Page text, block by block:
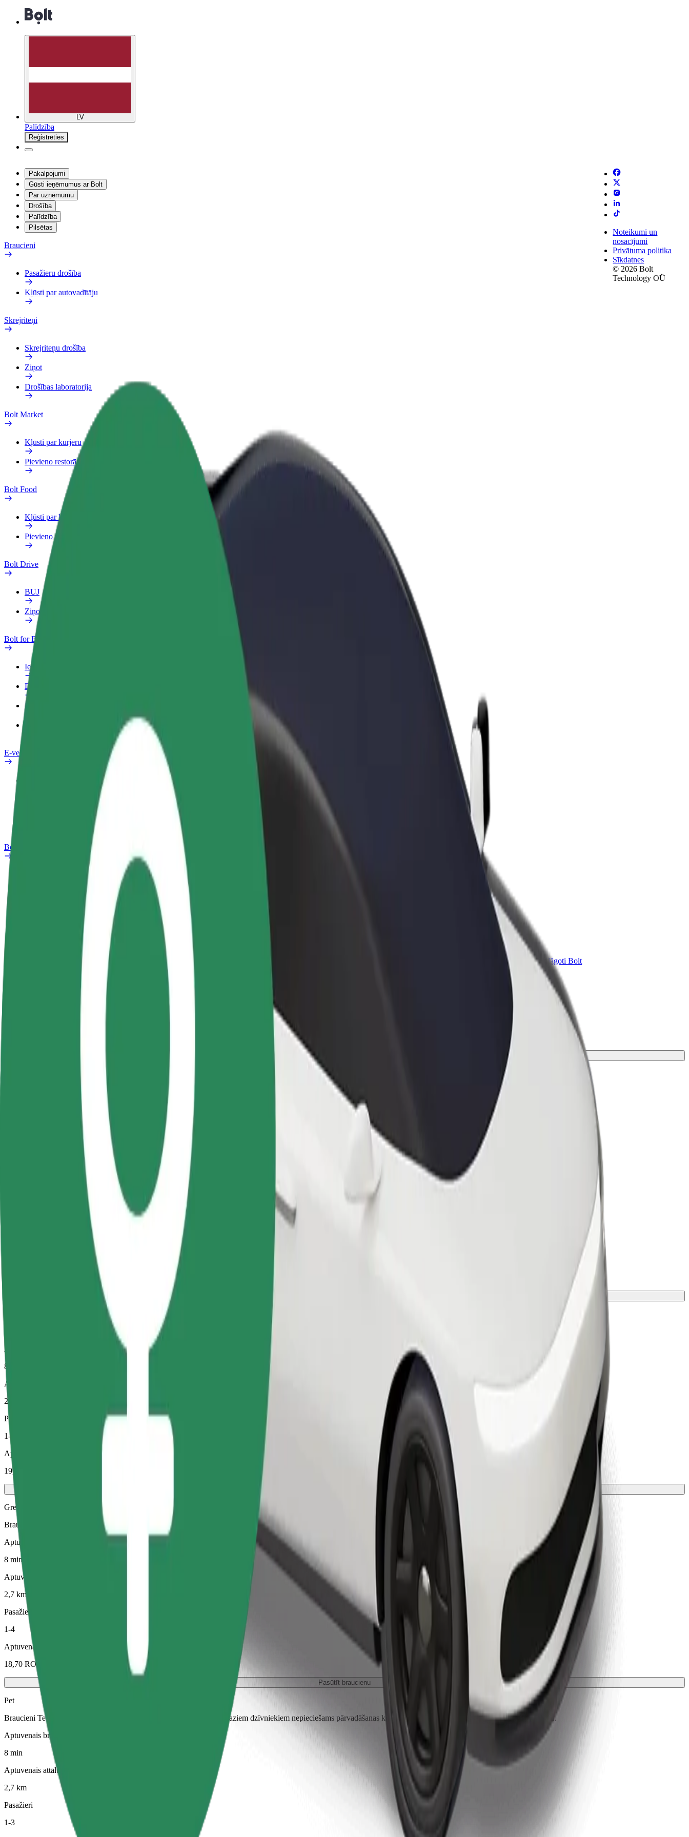
LV
Palīdzība
Reģistrēties
Pakalpojumi
Gūsti ieņēmumus ar Bolt
Par uzņēmumu
Drošība
Palīdzība
Pilsētas
Braucieni
Pasažieru drošība
Kļūsti par autovadītāju
Skrejriteņi
Skrejriteņu drošība
Ziņot
Drošības laboratorija
Bolt Market
Kļūsti par kurjeru
Pievieno restorānu vai veikalu
Bolt Food
Kļūsti par kurjeru
Pievieno restorānu vai veikalu
Bolt Drive
BUJ
Ziņo par transportlīdzekli
Bolt for Business
Ieguvumi
Darba Profils
Pakalpojumi
E-velosipēdi
Bolt Plus
Gūsti ieņēmumus, kā
Kļūsti par kurjeru
Piegādā ēdienu un saņem izmaksu
ik nedēļu
Bolt for Business
Tavam uzņēmumam pielāgoti Bolt
pakalpojumi
Noteikumi un
nosacījumi
Privātuma politika
Sīkdatnes
© 2026 Bolt
Technology OÜ
Kā nokļūt no: Campus UTCN Observator uz: Platinia Shopping Center
Tev no: Campus UTCN Observator jānokļūst uz: Platinia Shopping Center? Uzzini, kuri pakalpojumi pieejami Tavā pilsētā un izvēlies ceļam piemērotāko braucienu.
Platinia Shopping Center
Ērtība un komforts ir tikai dažu pieskārienu attālumā!
Uzticami braucieni ikdienas vidēja izmēra auto
Aptuvenais brauciena ilgums
Lielāki auto ar papildu vietu kājām un mantām
Aptuvenais brauciena ilgums
8 min
Aptuvenais attālums
2,7 km
Pasažieri
1-4
Aptuvenā cena
19,20 RON
Green
Braucieni hibrīdauto un elektroauto
Aptuvenais brauciena ilgums
8 min
Aptuvenais attālums
2,7 km
Pasažieri
1-4
Aptuvenā cena
18,70 RON
Pasūtīt braucienu
Pet
Braucieni Tev un Tavam mājdzīvniekam. Suņiem jāvalkā purngals, maziem dzīvniekiem nepieciešams pārvadāšanas konteiners, un sēdekļi jāaizsargā ar segu vai paklājiņu.
Aptuvenais brauciena ilgums
8 min
Aptuvenais attālums
2,7 km
Pasažieri
1-3